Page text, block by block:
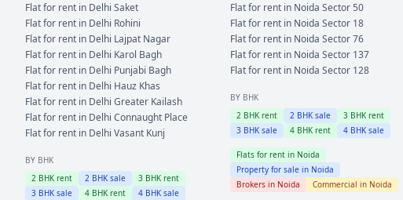
Flat for rent in Delhi Saket
Flat for rent in Delhi Rohini
Flat for rent in Delhi Lajpat Nagar
Flat for rent in Delhi Karol Bagh
Flat for rent in Delhi Punjabi Bagh
Flat for rent in Delhi Hauz Khas
Flat for rent in Delhi Greater Kailash
Flat for rent in Delhi Connaught Place
Flat for rent in Delhi Vasant Kunj
BY BHK
2 BHK rent 2 BHK sale 3 BHK rent
3 BHK sale 4 BHK rent 4 BHK sale
Flat for rent in Noida Sector 50
Flat for rent in Noida Sector 18
Flat for rent in Noida Sector 76
Flat for rent in Noida Sector 137
Flat for rent in Noida Sector 128
BY BHK
2BHK rent 2BHK sale 3BHK rent
3BHK sale 4BHK rent 4BHK sale
Flats for rent in Noida
Property for sale in Noida
Brokers in Noida Commercial in Noida